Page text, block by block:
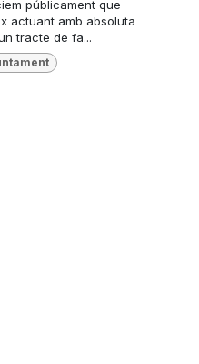
públicament que
actuant amb absoluta
tracte de fa...